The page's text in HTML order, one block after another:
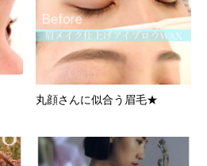
丸顔さんに似合う眉毛★